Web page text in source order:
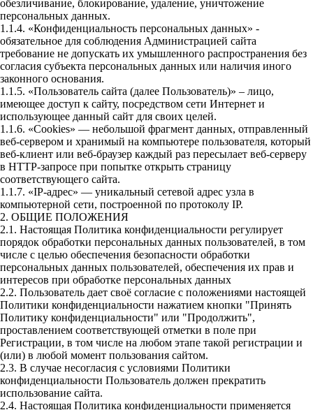
обезличивание, блокирование, удаление, уничтожение
персональных данных.
1.1.4. «Конфиденциальность персональных данных» -
обязательное для соблюдения Администрацией сайта
требование не допускать их умышленного распространения без
согласия субъекта персональных данных или наличия иного
законного основания.
1.1.5. «Пользователь сайта (далее Пользователь)» – лицо,
имеющее доступ к сайту, посредством сети Интернет и
использующее данный сайт для своих целей.
1.1.6. «Cookies» — небольшой фрагмент данных, отправленный
веб-сервером и хранимый на компьютере пользователя, который
веб-клиент или веб-браузер каждый раз пересылает веб-серверу
в HTTP-запросе при попытке открыть страницу
соответствующего сайта.
1.1.7. «IP-адрес» — уникальный сетевой адрес узла в
компьютерной сети, построенной по протоколу IP.
2. ОБЩИЕ ПОЛОЖЕНИЯ
2.1. Настоящая Политика конфиденциальности регулирует
порядок обработки персональных данных пользователей, в том
числе с целью обеспечения безопасности обработки
персональных данных пользователей, обеспечения их прав и
интересов при обработке персональных данных
2.2. Пользователь дает своё согласие с положениями настоящей
Политики конфиденциальности нажатием кнопки "Принять
Политику конфиденциальности" или "Продолжить",
проставлением соответствующей отметки в поле при
Регистрации, в том числе на любом этапе такой регистрации и
(или) в любой момент пользования сайтом.
2.3. В случае несогласия с условиями Политики
конфиденциальности Пользователь должен прекратить
использование сайта.
2.4. Настоящая Политика конфиденциальности применяется